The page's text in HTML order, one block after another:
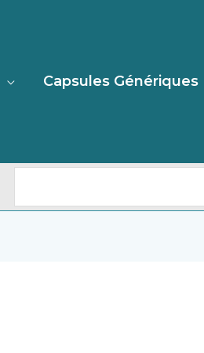
Capsules Génériques